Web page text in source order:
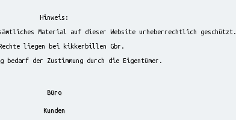
Hinweis:
sämtliches Material auf dieser Website urheberrechtlich geschützt.
liegen bei kikkerbillen Gbr.
bedarf der Zustimmung durch die Eigentümer.
Büro
Kunden